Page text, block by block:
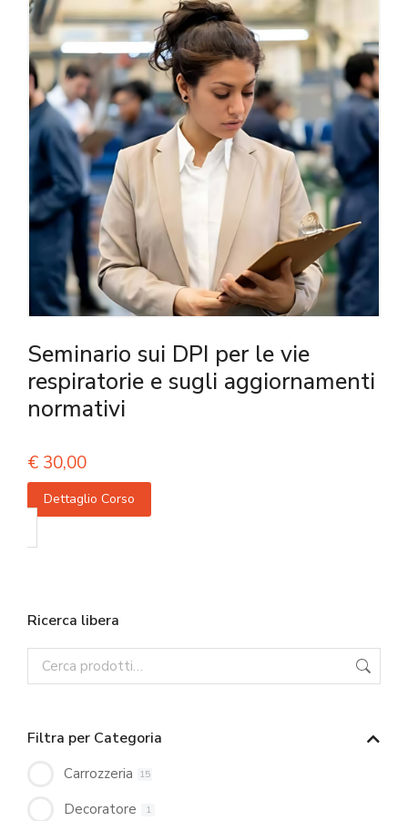
Seminario sui DPI per le vie
respiratorie e sugli aggiornamenti
normativi
€ 30,00
Dettaglio Corso
Ricerca libera
Filtra per Categoria
Carrozzeria 15
Decoratore 1